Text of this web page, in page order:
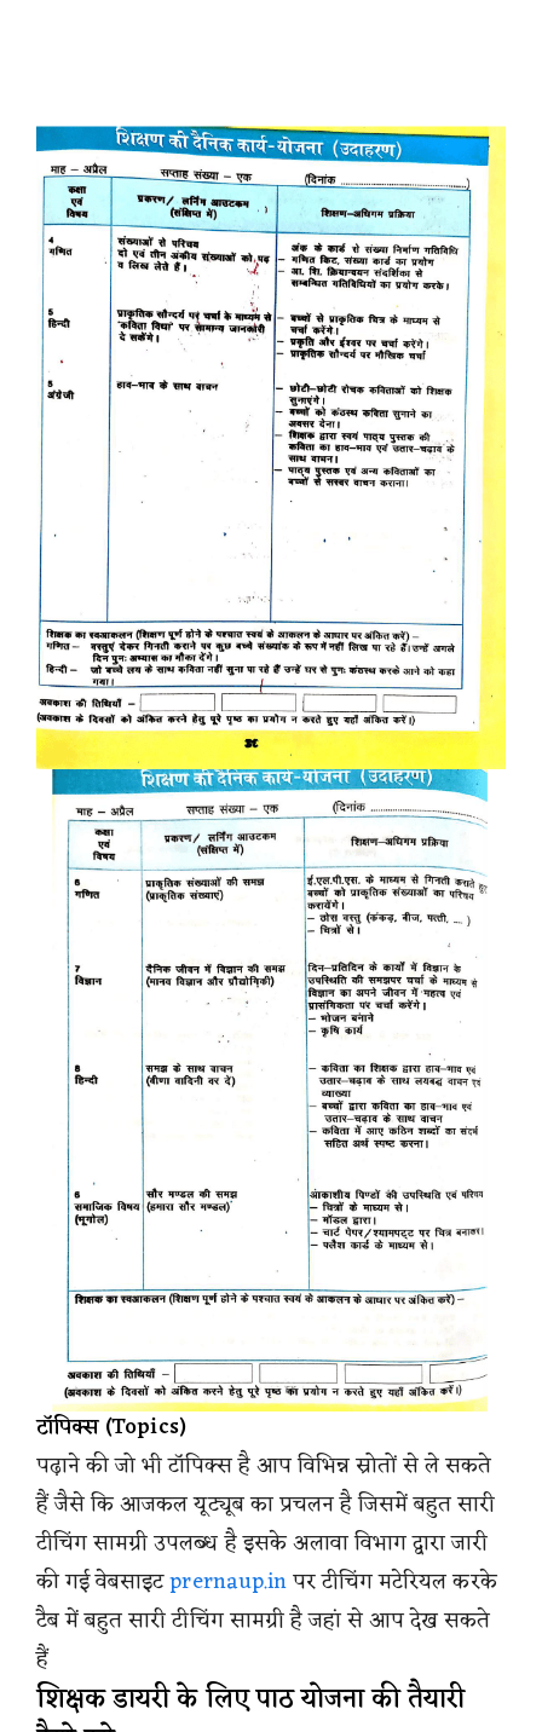
टॉपिक्स (Topics)
पढ़ाने की जो भी टॉपिक्स है आप विभिन्न स्रोतों से ले सकते
हैं जैसे कि आजकल यूट्यूब का प्रचलन है जिसमें बहुत सारी
टीचिंग सामग्री उपलब्ध है इसके अलावा विभाग द्वारा जारी
की गई वेबसाइटprernaup.inपर टीचिंग मटेरियल करके
टैब में बहुत सारी टीचिंग सामग्री है जहां से आप देख सकते
हैं
शिक्षक डायरी के लिए पाठ योजना की तैयारी